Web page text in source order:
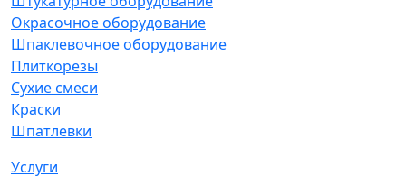
Окрасочное оборудование
Шпаклевочное оборудование
Плиткорезы
Сухие смеси
Краски
Шпатлевки
Услуги